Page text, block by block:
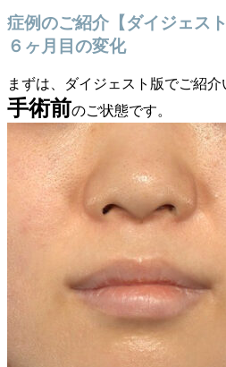
症例のご紹介【ダイジェス
６ヶ月目の変化
まずは、ダイジェスト版でご紹介
手術前のご状態です。